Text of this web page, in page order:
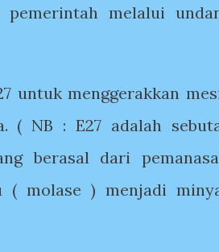
melalui
untuk menggerakkan
( NB : E27 adalah
berasal dari
( molase ) menjadi